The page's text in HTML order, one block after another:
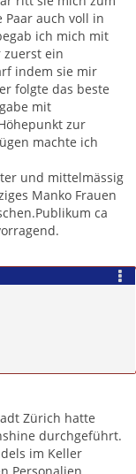
auch voll in
ich mich mit
zuerst ein
indem sie mir
folgte das beste
mit
zur
machte ich
und mittelmässig
Manko Frauen
ca
Zürich hatte
durchgeführt.
im Keller
Personalien
Zitieren